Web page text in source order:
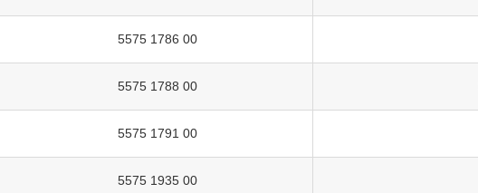
5575 1786 00
5575 1788 00
5575 1791 00
5575 1935 00